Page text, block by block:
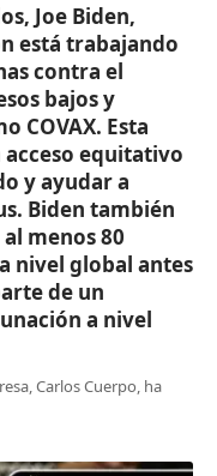
Joe Biden,
está trabajando
contra el
bajos y
COVAX. Esta
equitativo
y ayudar a
Biden también
menos 80
nivel global antes
de un
a nivel
Carlos Cuerpo, ha